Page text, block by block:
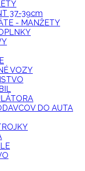
37-39cm
- MANŽETY
VOZY
DO AUTA